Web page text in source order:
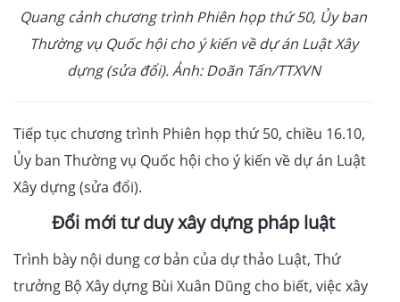
Quang cảnh chương trình Phiên họp thứ 50, Ủy ban
Thường vụ Quốc hội cho ý kiến về dự án Luật Xây
dựng (sửa đổi). Ảnh: Doãn Tấn/TTXVN
Tiếp tục chương trình Phiên họp thứ 50, chiều 16.10,
Ủy ban Thường vụ Quốc hội cho ý kiến về dự án Luật
Xây dựng (sửa đổi).
Đổi mới tư duy xây dựng pháp luật
Trình bày nội dung cơ bản của dự thảo Luật, Thứ
trưởng Bộ Xây dựng Bùi Xuân Dũng cho biết, việc xây